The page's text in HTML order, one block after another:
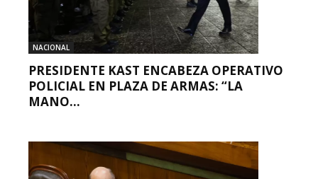
NACIONAL
PRESIDENTE KAST ENCABEZA OPERATIVO
POLICIAL EN PLAZA DE ARMAS: “LA
MANO...